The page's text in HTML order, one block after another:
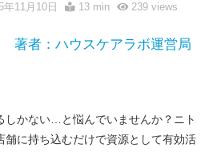
年11月10日 13 min 239views
著者：ハウスケアラボ運営局
しかない…と悩んでいませんか？ニト
舗に持ち込むだけで資源として有効活